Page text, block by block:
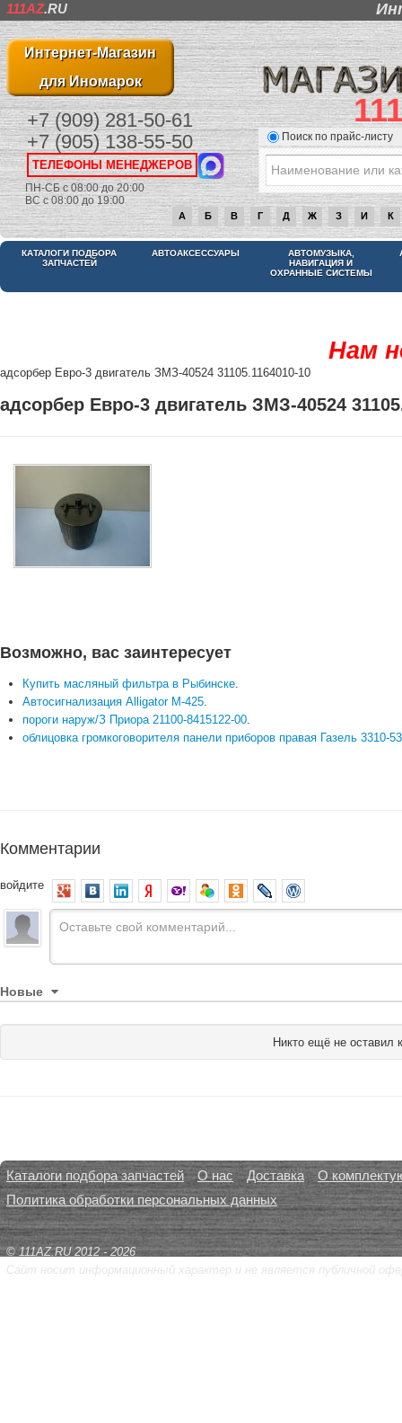
111AZ.RU
Интернет-Магазин
для Иномарок
+7 (909) 281-50-61
+7 (905) 138-55-50
ТЕЛЕФОНЫ МЕНЕДЖЕРОВ
ПН-СБ с 08:00 до 20:00
ВС с 08:00 до 19:00
Поиск по прайс-листу
А Б В Г Д Ж З И К
КАТАЛОГИ ПОДБОРА
ЗАПЧАСТЕЙ
АВТОАКСЕССУАРЫ
АВТОМУЗЫКА,
НАВИГАЦИЯ И
ОХРАННЫЕ СИСТЕМЫ
Нам
адсорбер Евро-3 двигатель ЗМЗ-40524 31105.1164010-10
адсорбер Евро-3 двигатель ЗМЗ-40524
Возможно, вас заинтересует
Купить масляный фильтра в Рыбинске.
Автосигнализация Alligator M-425.
пороги наруж/З Приора 21100-8415122-00.
облицовка громкоговорителя панели приборов правая Газель 3310-
Комментарии
войдите
Новые
Никто ещё не оставил
Каталоги подбора запчастей О нас Доставка
О
Политика обработки персональных данных
© 111AZ.RU 2012 - 2026
Сайт носит информационный характер и не является публичной